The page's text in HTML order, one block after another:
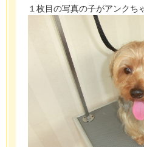
１枚目の写真の子がアンクち